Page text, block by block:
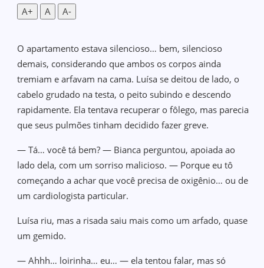
A+ A A-
O apartamento estava silencioso… bem, silencioso
demais, considerando que ambos os corpos ainda
tremiam e arfavam na cama. Luísa se deitou de lado, o
cabelo grudado na testa, o peito subindo e descendo
rapidamente. Ela tentava recuperar o fôlego, mas parecia
que seus pulmões tinham decidido fazer greve.
— Tá… você tá bem? — Bianca perguntou, apoiada ao
lado dela, com um sorriso malicioso. — Porque eu tô
começando a achar que você precisa de oxigênio… ou de
um cardiologista particular.
Luísa riu, mas a risada saiu mais como um arfado, quase
um gemido.
— Ahhh… loirinha… eu… — ela tentou falar, mas só